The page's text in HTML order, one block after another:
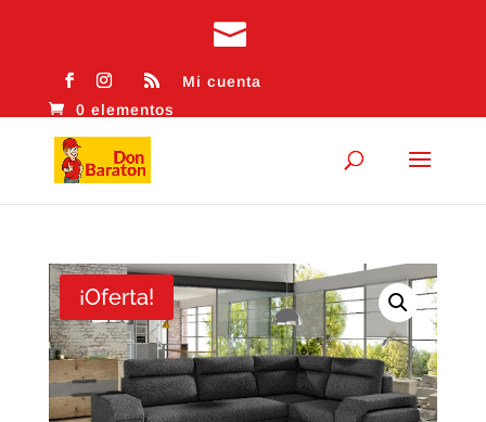
Mi cuenta
0 elementos
¡Oferta!